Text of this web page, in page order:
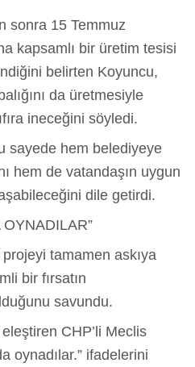
sonra 15 Temmuz
kapsamlı bir üretim tesisi
belirten Koyuncu,
da üretmesiyle
ineceğini söyledi.
sayede hem belediyeye
hem de vatandaşın uygun
dile getirdi.
tamamen askıya
bir fırsatın
savundu.
CHP’li Meclis
oynadılar.” ifadelerini